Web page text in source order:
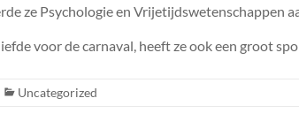
ze Psychologie en Vrijetijdswetenschappen
voor de carnaval, heeft ze ook een groot
Uncategorized